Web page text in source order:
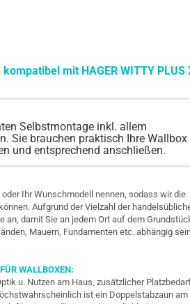
kompatibel mit HAGER WITTY PLUS
Selbstmontage inkl. allem
Sie brauchen praktisch Ihre Wallbox
und entsprechend anschließen.
Ihr Wunschmodell nennen, sodass wir die
Aufgrund der Vielzahl der
damit Sie an jedem Ort auf dem
Mauern, Fundamenten etc. abhängig
WALLBOXEN:
u. Nutzen am Haus, zusätzlicher
ist ein Doppelstabzaun am